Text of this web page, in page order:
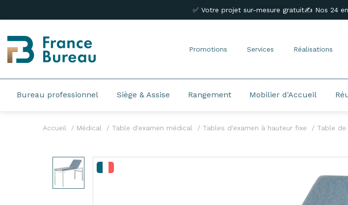
✅ Votre projet sur-mesure gratuit✍️ Nos 24
Promotions Services Réalisations
Bureau professionnel Siège & Assise Rangement Mobilier d'Accueil
Accueil Médical Table d'examen médical Tables d'examen à hauteur fixe Table de